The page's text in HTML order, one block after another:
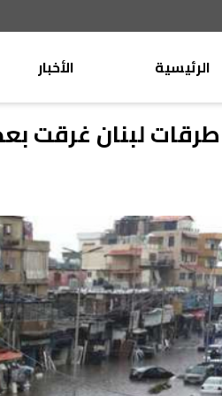
الرئيسية
الأخبار
محليات
عربي دولي
خاص
رياضة
من لبنان
ثقافة ومجتمع
منوعات
طرقات لبنان غرقت